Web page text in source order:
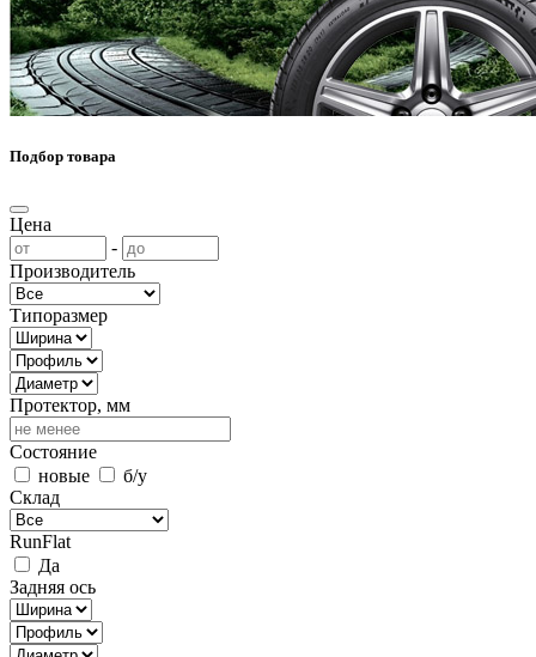
Подбор товара
Цена
-
Производитель
Типоразмер
Протектор, мм
Состояние
новые
б/у
Склад
RunFlat
Да
Задняя ось